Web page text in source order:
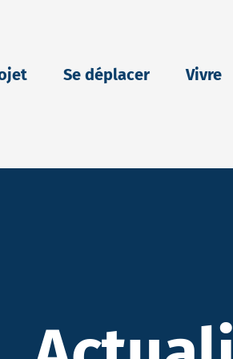
Se déplacer Vivre